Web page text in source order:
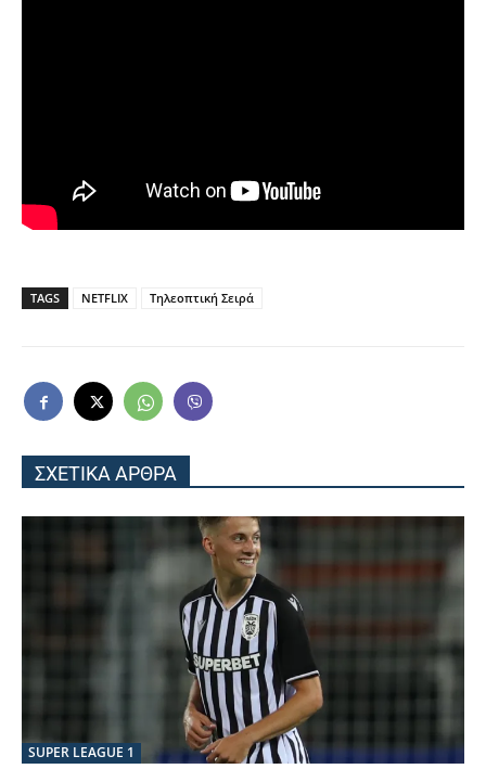
TAGS NETFLIX Τηλεοπτική Σειρά
ΣΧΕΤΙΚΑ ΑΡΘΡΑ
SUPER LEAGUE 1